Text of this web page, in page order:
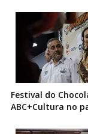
Festival do
ABC+Cultura no